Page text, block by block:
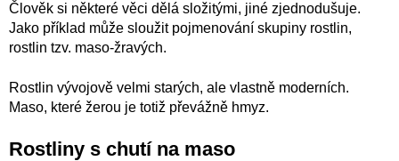
Člověk si některé věci dělá složitými, jiné zjednodušuje.
Jako příklad může sloužit pojmenování skupiny rostlin,
rostlin tzv. maso-žravých.
Rostlin vývojově velmi starých, ale vlastně moderních.
Maso, které žerou je totiž převážně hmyz.
Rostliny s chutí na maso